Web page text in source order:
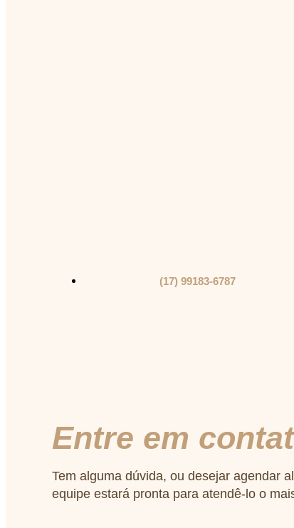
(17) 99183-6787
Entre em
Tem alguma dúvida, ou desejar agendar
equipe estará pronta para atendê-lo o